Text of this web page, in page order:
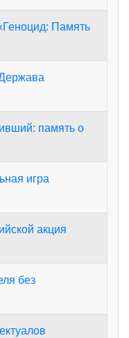
Память
память о
игра
акция
без